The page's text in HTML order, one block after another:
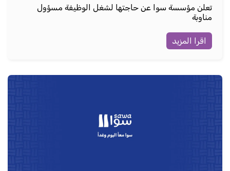
تعلن مؤسسة سوا عن حاجتها لشغل الوظيفة مسؤول
مناوبة
اقرا المزيد